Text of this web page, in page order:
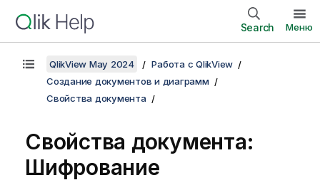
Search Меню
QlikView May 2024
Работа с QlikView
Создание документов и диаграмм
Свойства документа
Свойства документа:
Шифрование